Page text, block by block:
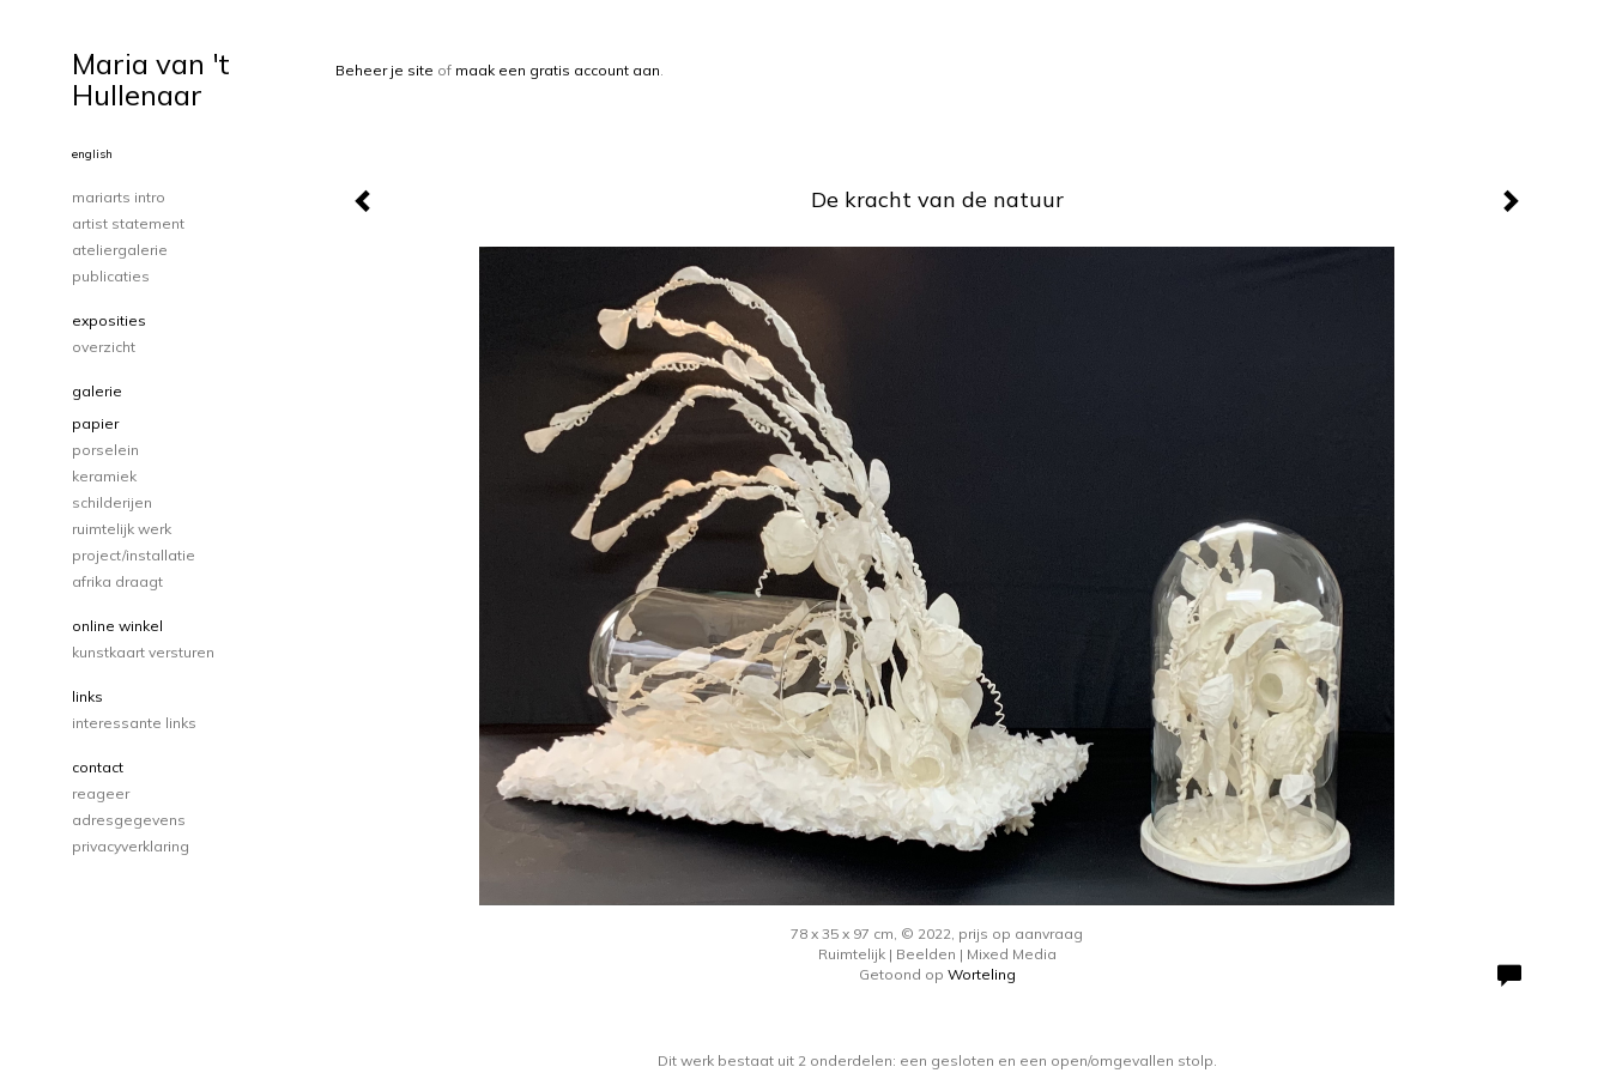
Beheer je site of maak een gratis account aan.
De kracht van de natuur
78 x 35 x 97 cm, © 2022, prijs op aanvraag
Ruimtelijk | Beelden | Mixed Media
Getoond op Worteling
Dit werk bestaat uit 2 onderdelen: een gesloten en een open/omgevallen stolp.
Maria van 't
Hullenaar
english
mariarts intro
artist statement
ateliergalerie
publicaties
exposities
overzicht
galerie
papier
porselein
keramiek
schilderijen
ruimtelijk werk
project/installatie
afrika draagt
online winkel
kunstkaart versturen
links
interessante links
contact
reageer
adresgegevens
privacyverklaring